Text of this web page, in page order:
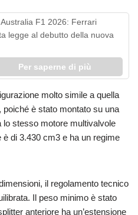
Australia F1 2026: Ferrari
legge al debutto della nuova
Per saperne di più
molto simile a quella
poiché è stato montato su una
lo stesso motore multivalvole
di 3.430 cm3 e ha un regime
il regolamento tecnico
Il peso minimo è stato
anteriore ha un’estensione